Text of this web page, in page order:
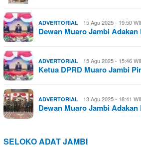
ADVERTORIAL 15 Agu 2025 - 19:50
Dewan Muaro Jambi
ADVERTORIAL 15 Agu 2025 - 15:46
Ketua DPRD Muaro Jambi
ADVERTORIAL 13 Agu 2025 - 18:41
Dewan Muaro Jambi
SELOKO ADAT JAMBI